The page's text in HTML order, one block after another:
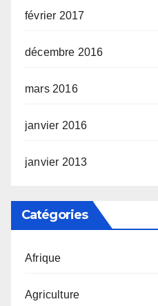
février 2017
décembre 2016
mars 2016
janvier 2016
janvier 2013
Catégories
Afrique
Agriculture